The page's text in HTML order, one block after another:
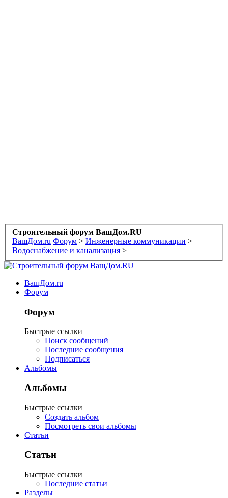
Строительный форум ВашДом.RU
ВашДом.ru Форум > Инженерные коммуникации >
Водоснабжение и канализация >
ВашДом.ru
Форум
Форум
Быстрые ссылки
Поиск сообщений
Последние сообщения
Подписаться
Альбомы
Альбомы
Быстрые ссылки
Создать альбом
Посмотреть свои альбомы
Статьи
Статьи
Быстрые ссылки
Последние статьи
Разделы